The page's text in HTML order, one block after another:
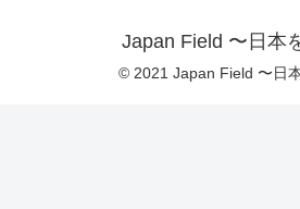
Japan Field 〜日本
© 2021 Japan Field 〜日